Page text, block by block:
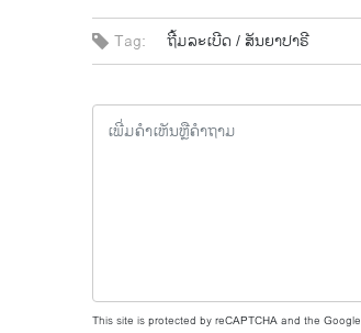
Tag: ຖີ້ມລະເບີດ / ສັນຍາປາຣີ
This site is protected by reCAPTCHA and the Google